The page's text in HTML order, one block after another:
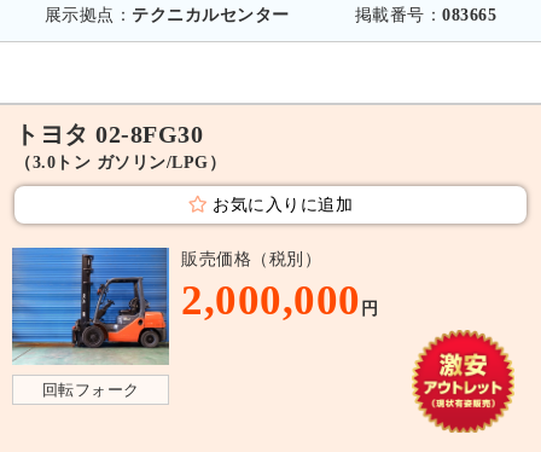
展示拠点： テクニカルセンター 掲載番号：083665
トヨタ 02-8FG30
（3.0トン ガソリン/LPG）
お気に入りに追加
回転フォーク
販売価格（税別）
2,000,000 円